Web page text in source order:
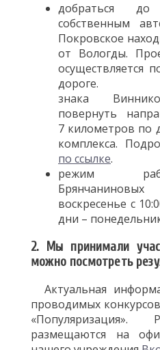
добраться
собственным
Покровское
от Вологды.
осуществляется
знака
повернуть
7 километров по
комплекса.
по ссылке.
режим
воскресенье с
дни –
2. Мы принимали
можно посмотреть
Актуальная
проводимых
«Популяризация».
размещаются на